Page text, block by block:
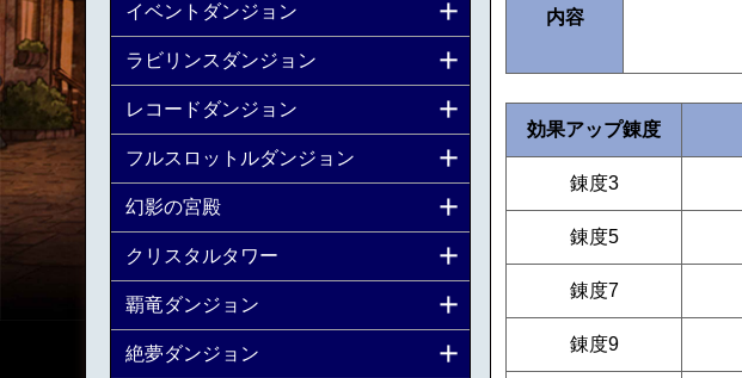
内容
効果アップ錬度
錬度3
錬度5
錬度7
錬度9
イベントダンジョン
ラビリンスダンジョン
レコードダンジョン
フルスロットルダンジョン
幻影の宮殿
クリスタルタワー
覇竜ダンジョン
絶夢ダンジョン